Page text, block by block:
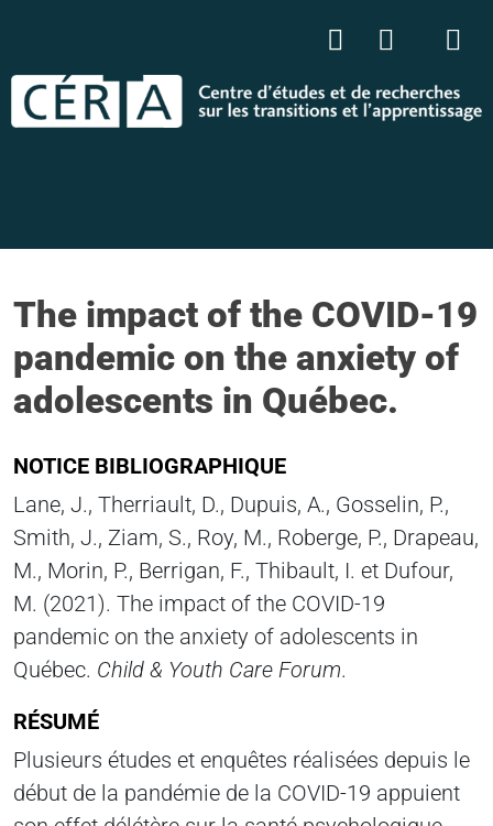
The impact of the COVID-19
pandemic on the anxiety of
adolescents in Québec.
NOTICE BIBLIOGRAPHIQUE
Lane, J., Therriault, D., Dupuis, A., Gosselin, P.,
Smith, J., Ziam, S., Roy, M., Roberge, P., Drapeau,
M., Morin, P., Berrigan, F., Thibault, I. et Dufour,
M. (2021). The impact of the COVID-19
pandemic on the anxiety of adolescents in
Québec. Child & Youth Care Forum.
RÉSUMÉ
Plusieurs études et enquêtes réalisées depuis le
début de la pandémie de la COVID-19 appuient